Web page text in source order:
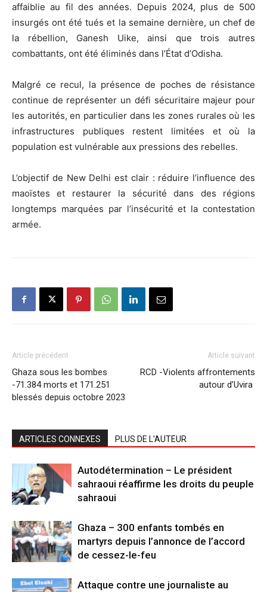
affaiblie au fil des années. Depuis 2024, plus de 500
insurgés ont été tués et la semaine dernière, un chef de
la rébellion, Ganesh Uike, ainsi que trois autres
combattants, ont été éliminés dans l’État d’Odisha.
Malgré ce recul, la présence de poches de résistance
continue de représenter un défi sécuritaire majeur pour
les autorités, en particulier dans les zones rurales où les
infrastructures publiques restent limitées et où la
population est vulnérable aux pressions des rebelles.
L’objectif de New Delhi est clair : réduire l’influence des
maoïstes et restaurer la sécurité dans des régions
longtemps marquées par l’insécurité et la contestation
armée.
Article précédent
Ghaza sous les bombes
-71.384 morts et 171.251
blessés depuis octobre 2023
Article suivant
RCD -Violents affrontements
autour d’Uvira
ARTICLES CONNEXES PLUS DE L'AUTEUR
Autodétermination – Le président
sahraoui réaffirme les droits du peuple
sahraoui
Ghaza – 300 enfants tombés en
martyrs depuis l’annonce de l’accord
de cessez-le-feu
Attaque contre une journaliste au